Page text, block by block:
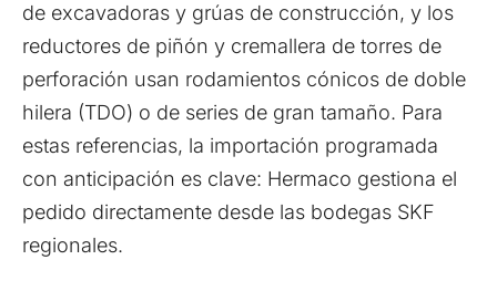
de excavadoras y grúas de construcción, y los
reductores de piñón y cremallera de torres de
perforación usan rodamientos cónicos de doble
hilera (TDO) o de series de gran tamaño. Para
estas referencias, la importación programada
con anticipación es clave: Hermaco gestiona el
pedido directamente desde las bodegas SKF
regionales.